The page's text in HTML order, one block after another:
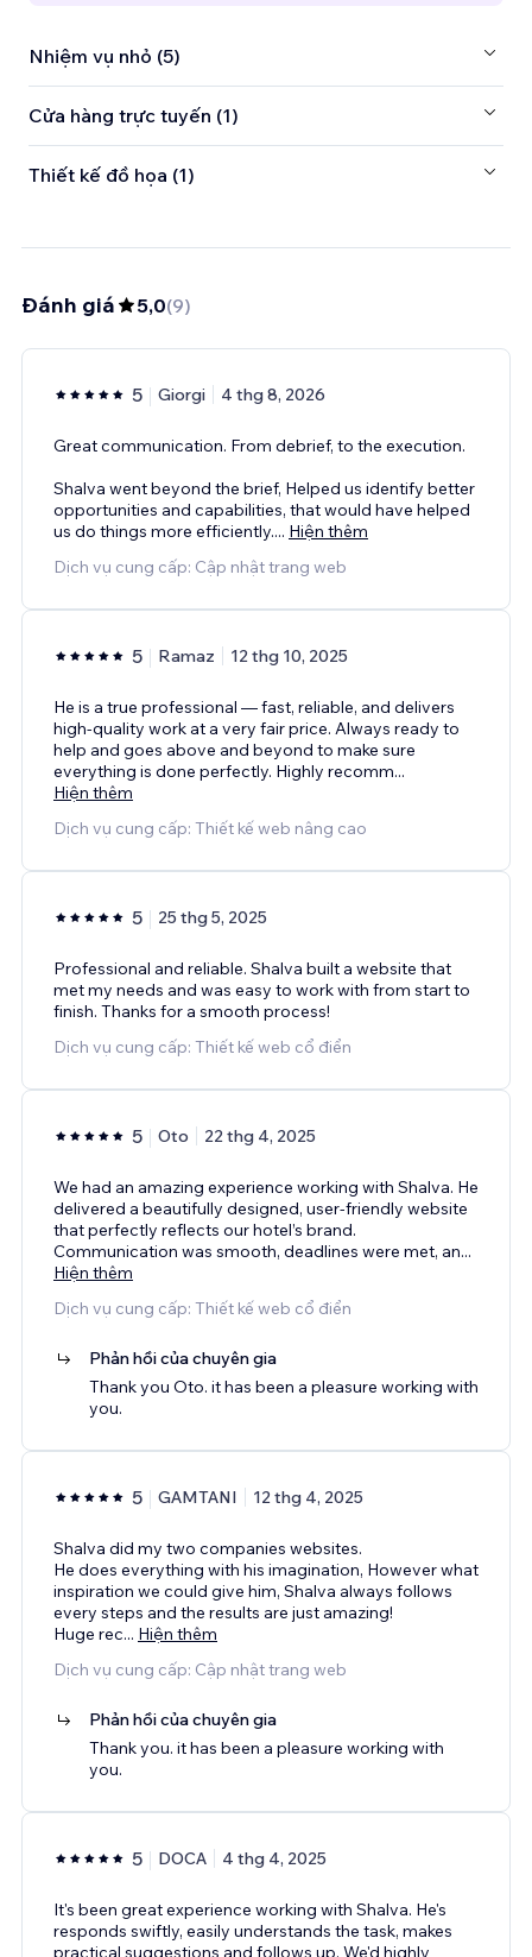
Nhiệm vụ nhỏ (5)
Cửa hàng trực tuyến (1)
Thiết kế đồ họa (1)
Đánh giá 5,0(9)
5 Giorgi 4 thg 8, 2026
Great communication. From debrief, to the execution.
Shalva went beyond the brief, Helped us identify better
opportunities and capabilities, that would have helped
us do things more efficiently.... Hiện thêm
Dịch vụ cung cấp: Cập nhật trang web
5 Ramaz 12 thg 10, 2025
He is a true professional — fast, reliable, and delivers
high-quality work at a very fair price. Always ready to
help and goes above and beyond to make sure
everything is done perfectly. Highly recomm...
Hiện thêm
Dịch vụ cung cấp: Thiết kế web nâng cao
5 25 thg 5, 2025
Professional and reliable. Shalva built a website that
met my needs and was easy to work with from start to
finish. Thanks for a smooth process!
Dịch vụ cung cấp: Thiết kế web cổ điển
5 Oto 22 thg 4, 2025
We had an amazing experience working with Shalva. He
delivered a beautifully designed, user-friendly website
that perfectly reflects our hotel’s brand.
Communication was smooth, deadlines were met, an...
Hiện thêm
Dịch vụ cung cấp: Thiết kế web cổ điển
Phản hồi của chuyên gia
Thank you Oto. it has been a pleasure working with
you.
5 GAMTANI 12 thg 4, 2025
Shalva did my two companies websites.
He does everything with his imagination, However what
inspiration we could give him, Shalva always follows
every steps and the results are just amazing!
Huge rec... Hiện thêm
Dịch vụ cung cấp: Cập nhật trang web
Phản hồi của chuyên gia
Thank you. it has been a pleasure working with
you.
5 DOCA 4 thg 4, 2025
It's been great experience working with Shalva. He's
responds swiftly, easily understands the task, makes
practical suggestions and follows up. We'd highly